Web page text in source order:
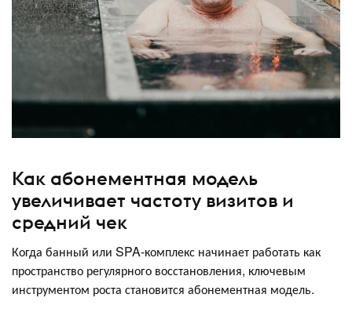
Как абонементная модель
увеличивает частоту визитов и
средний чек
Когда банный или SPA-комплекс начинает работать как
пространство регулярного восстановления, ключевым
инструментом роста становится абонементная модель.